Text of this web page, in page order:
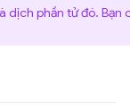
dịch phần tử đó. Bạn